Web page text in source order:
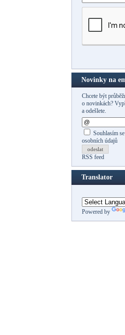
Novinky na
Chcete být
o novinkách?
a odešlete.
Souhlasím
osobních údajů
odeslat
RSS feed
Translator
Powered by